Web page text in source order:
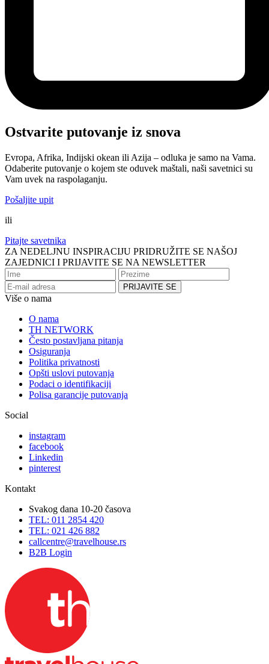
Ostvarite putovanje iz snova
Evropa, Afrika, Indijski okean ili Azija – odluka je samo na Vama.
Odaberite putovanje o kojem ste oduvek maštali, naši savetnici su
Vam uvek na raspolaganju.
Pošaljite upit
ili
Pitajte savetnika
ZA NEDELJNU INSPIRACIJU PRIDRUŽITE SE NAŠOJ
ZAJEDNICI I PRIJAVITE SE NA NEWSLETTER
Više o nama
O nama
TH NETWORK
Često postavljana pitanja
Osiguranja
Politika privatnosti
Opšti uslovi putovanja
Podaci o identifikaciji
Polisa garancije putovanja
Social
instagram
facebook
Linkedin
pinterest
Kontakt
Svakog dana 10-20 časova
TEL: 011 2854 420
TEL: 021 426 882
callcentre@travelhouse.rs
B2B Login